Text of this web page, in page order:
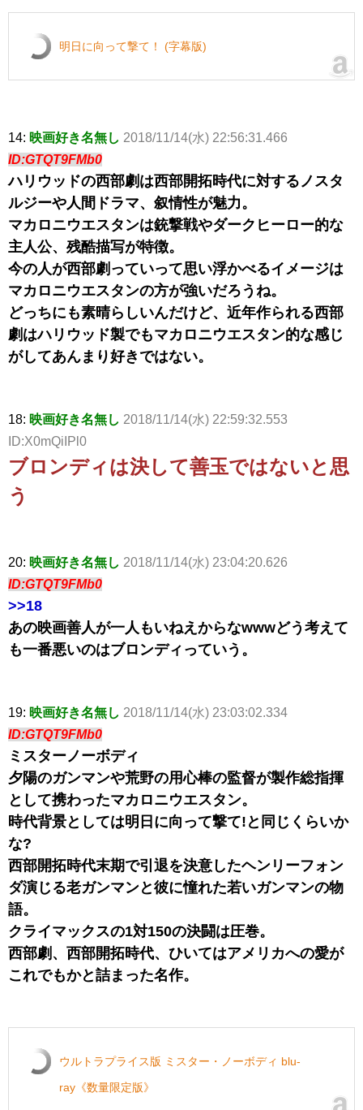
明日に向って撃て！ (字幕版)
14: 映画好き名無し 2018/11/14(水) 22:56:31.466
ID:GTQT9FMb0
ハリウッドの西部劇は西部開拓時代に対するノスタ
ルジーや人間ドラマ、叙情性が魅力。
マカロニウエスタンは銃撃戦やダークヒーロー的な
主人公、残酷描写が特徴。
今の人が西部劇っていって思い浮かべるイメージは
マカロニウエスタンの方が強いだろうね。
どっちにも素晴らしいんだけど、近年作られる西部
劇はハリウッド製でもマカロニウエスタン的な感じ
がしてあんまり好きではない。
18: 映画好き名無し 2018/11/14(水) 22:59:32.553
ID:X0mQiIPl0
ブロンディは決して善玉ではないと思
う
20: 映画好き名無し 2018/11/14(水) 23:04:20.626
ID:GTQT9FMb0
>>18
あの映画善人が一人もいねえからなwwwどう考えて
も一番悪いのはブロンディっていう。
19: 映画好き名無し 2018/11/14(水) 23:03:02.334
ID:GTQT9FMb0
ミスターノーボディ
夕陽のガンマンや荒野の用心棒の監督が製作総指揮
として携わったマカロニウエスタン。
時代背景としては明日に向って撃て!と同じくらいか
な?
西部開拓時代末期で引退を決意したヘンリーフォン
ダ演じる老ガンマンと彼に憧れた若いガンマンの物
語。
クライマックスの1対150の決闘は圧巻。
西部劇、西部開拓時代、ひいてはアメリカへの愛が
これでもかと詰まった名作。
ウルトラプライス版 ミスター・ノーボディ blu-
ray《数量限定版》